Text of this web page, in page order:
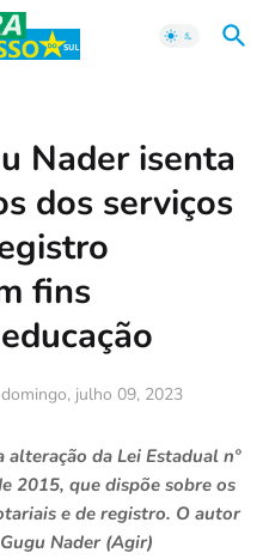
Nader isenta
dos serviços
fins
domingo, julho 09, 2023
da Lei Estadual nº
2015, que dispõe sobre os
e de registro. O autor
Nader (Agir)